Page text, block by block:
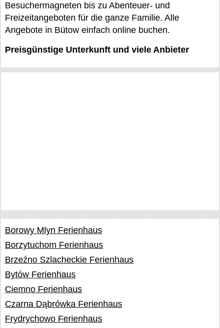
Besuchermagneten bis zu Abenteuer- und
Freizeitangeboten für die ganze Familie. Alle
Angebote in Bütow einfach online buchen.
Preisgünstige Unterkunft und viele Anbieter
Borowy Mlyn Ferienhaus
Borzytuchom Ferienhaus
Brzeźno Szlacheckie Ferienhaus
Bytów Ferienhaus
Ciemno Ferienhaus
Czarna Dąbrówka Ferienhaus
Frydrychowo Ferienhaus